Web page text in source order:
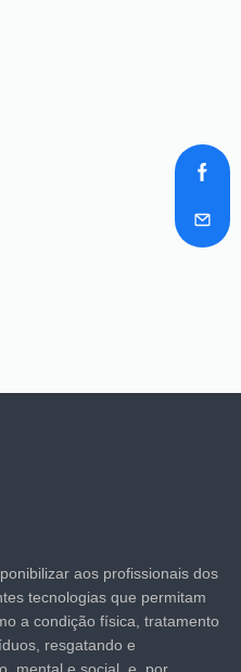
aos profissionais dos
tecnologias que permitam
a condição física, tratamento
resgatando e